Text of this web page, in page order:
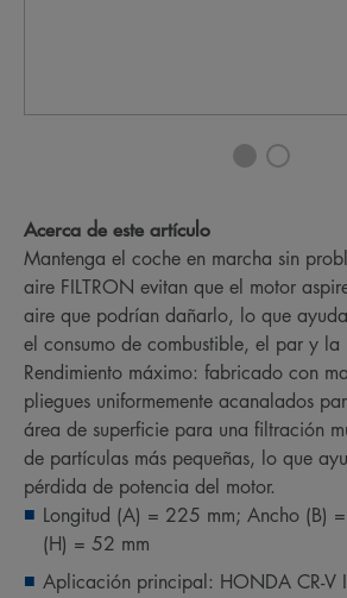
Acerca de este artículo
Mantenga el coche en marcha sin
aire FILTRON evitan que el motor
aire que podrían dañarlo, lo que
el consumo de combustible, el par y la
Rendimiento máximo: fabricado con
pliegues uniformemente acanalados
área de superficie para una filtración
de partículas más pequeñas, lo que
pérdida de potencia del motor.
Longitud (A) = 225 mm; Ancho (B)
(H) = 52 mm
Aplicación principal: HONDA CR-V